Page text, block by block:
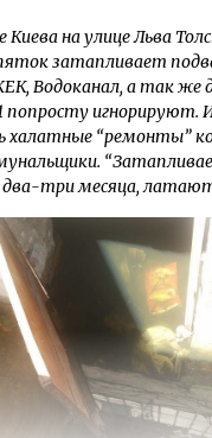
на улице Льва
затапливает
Водоканал, а так же
попросту
халатные “ремонты”
три месяца, латают